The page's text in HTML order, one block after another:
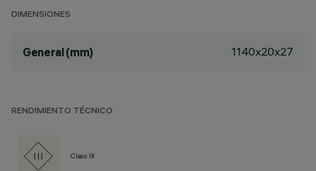
DIMENSIONES
General (mm) 1140x20x27
RENDIMIENTO TÉCNICO
Class III